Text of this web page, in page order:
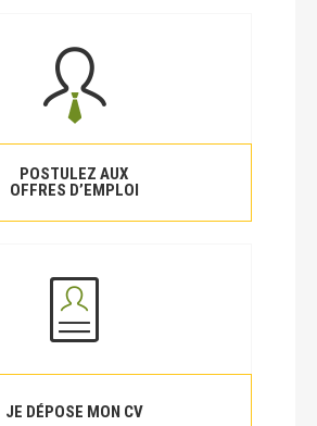
POSTULEZ AUX
OFFRES D’EMPLOI
JE DÉPOSE MON CV